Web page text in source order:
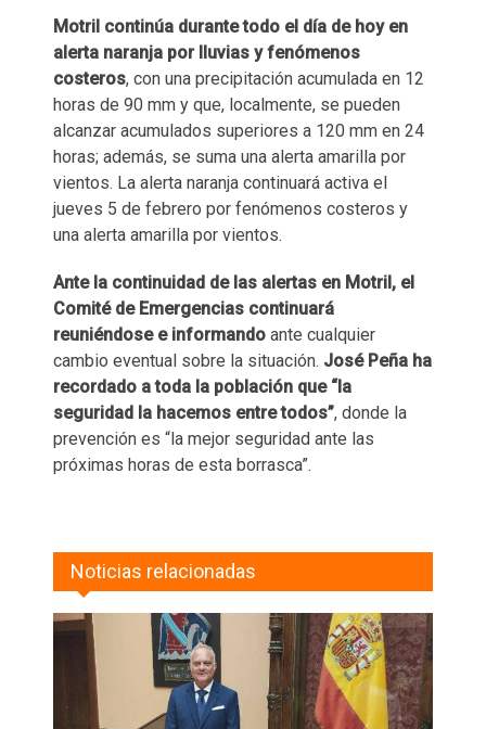
Motril continúa durante todo el día de hoy en
alerta naranja por lluvias y fenómenos
costeros, con una precipitación acumulada en 12
horas de 90 mm y que, localmente, se pueden
alcanzar acumulados superiores a 120 mm en 24
horas; además, se suma una alerta amarilla por
vientos. La alerta naranja continuará activa el
jueves 5 de febrero por fenómenos costeros y
una alerta amarilla por vientos.
Ante la continuidad de las alertas en Motril, el
Comité de Emergencias continuará
reuniéndose e informando ante cualquier
cambio eventual sobre la situación. José Peña ha
recordado a toda la población que “la
seguridad la hacemos entre todos”, donde la
prevención es “la mejor seguridad ante las
próximas horas de esta borrasca”.
Noticias relacionadas